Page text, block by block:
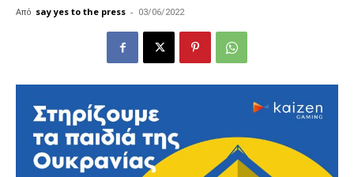
Από say yes to the press - 03/06/2022